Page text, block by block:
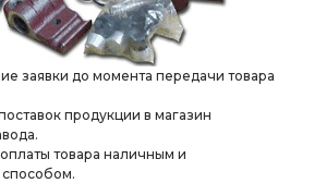
УРАЛ
АЗ УРАЛ ДВИГАТЕЛЯ АЗ УРАЛ
Патрубок радиатора
рабочий
рабочий тормоза
заявки до момента передачи товара
продукции в магазин
товара наличным и